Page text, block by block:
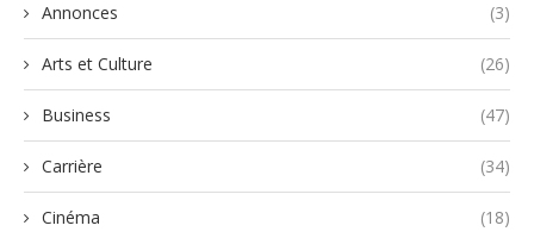
Annonces (3)
Arts et Culture (26)
Business (47)
Carrière (34)
Cinéma (18)